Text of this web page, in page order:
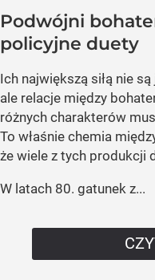
Podwójni
policyjne duety
Ich największą siłą nie
ale relacje między
różnych charakterów
To właśnie chemia
że wiele z tych produkcji
W latach 80. gatunek z...